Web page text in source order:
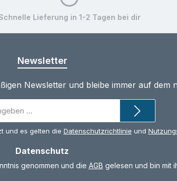
Lieferung in 1-2 Tagen bei dir
Newsletter
Newsletter und bleibe immer auf
und es gelten die Datenschutzrichtlinie und
Datenschutz
genommen und die AGB gelesen und bin mit